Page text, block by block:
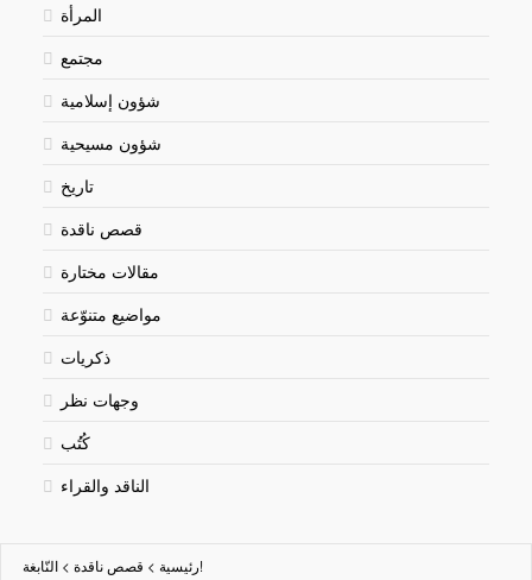
المرأة
مجتمع
شؤون إسلامية
شؤون مسيحية
تاريخ
قصص ناقدة
مقالات مختارة
مواضيع متنوّعة
ذكريات
وجهات نظر
كُتُب
الناقد والقراء
رئيسية > قصص ناقدة > النّابغة!